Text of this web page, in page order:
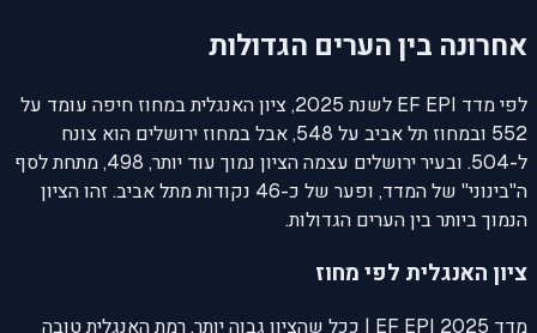
אחרונה בין הערים הגדולות
לפי מדד EF EPI לשנת 2025, ציון האנגלית במחוז חיפה עומד על
552 ובמחוז תל אביב על 548, אבל במחוז ירושלים הוא צונח
ל-504. ובעיר ירושלים עצמה הציון נמוך עוד יותר, 498, מתחת לסף
ה"בינוני" של המדד, ופער של כ-46 נקודות מתל אביב. זהו הציון
הנמוך ביותר בין הערים הגדולות.
ציון האנגלית לפי מחוז
מדד EF EPI 2025 | ככל שהציון גבוה יותר, רמת האנגלית טובה